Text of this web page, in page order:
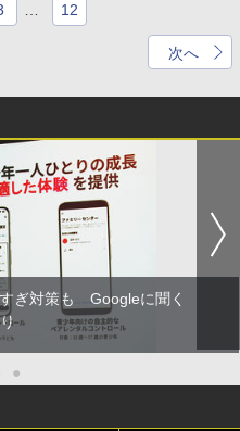
12
次へ
ぎ対策も Googleに聞く
●